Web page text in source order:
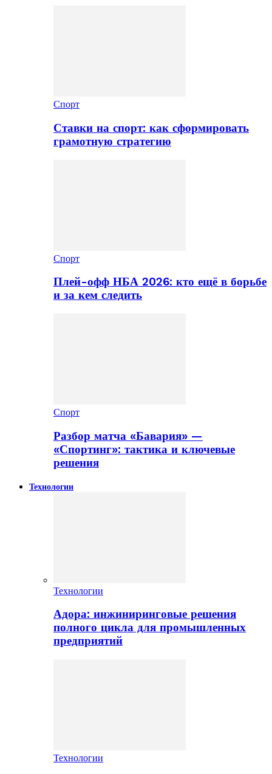
Спорт
Ставки на спорт: как сформировать
грамотную стратегию
Спорт
Плей-офф НБА 2026: кто ещё в борьбе
и за кем следить
Спорт
Разбор матча «Бавария» —
«Спортинг»: тактика и ключевые
решения
Технологии
Технологии
Адора: инжиниринговые решения
полного цикла для промышленных
предприятий
Технологии